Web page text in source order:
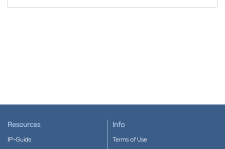
Resources
IP-Guide
Info
Terms of Use